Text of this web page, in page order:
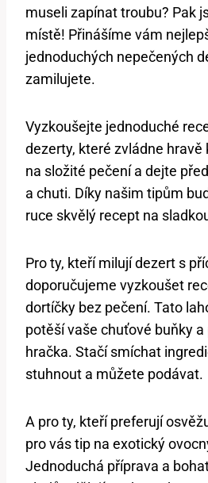
museli zapínat troubu? Pak
místě! Přinášíme vám
jednoduchých nepečených
zamilujete.
Vyzkoušejte jednoduché
dezerty, které zvládne hravě
na složité pečení a dejte
a chuti. Díky našim tipům
ruce skvělý recept na
Pro ty, kteří milují dezert s
doporučujeme vyzkoušet
dortíčky bez pečení. Tato
potěší vaše chuťové buňky a
hračka. Stačí smíchat
stuhnout a můžete podávat.
A pro ty, kteří preferují
pro vás tip na exotický
Jednoduchá příprava a